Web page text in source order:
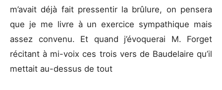
m’avait déjà fait pressentir la brûlure, on pensera
que je me livre à un exercice sympathique mais
assez convenu. Et quand j’évoquerai M. Forget
récitant à mi-voix ces trois vers de Baudelaire qu’il
mettait au-dessus de tout